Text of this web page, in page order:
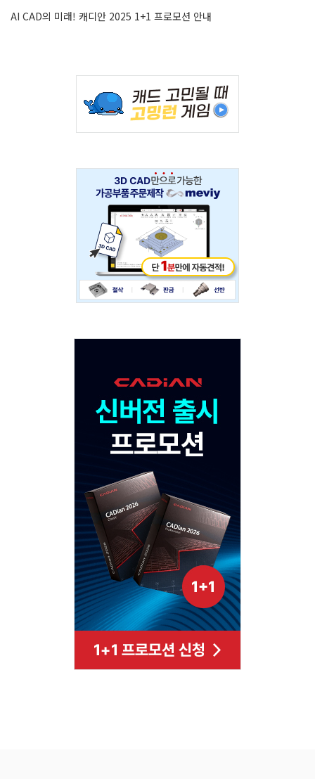
AI CAD의 미래! 캐디안 2025 1+1 프로모션 안내